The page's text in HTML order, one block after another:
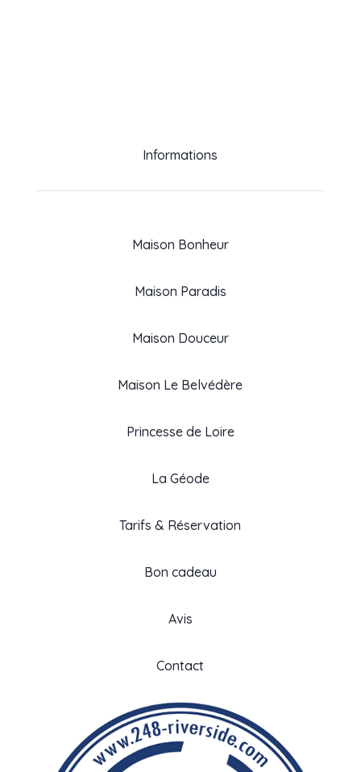
Informations
Maison Bonheur
Maison Paradis
Maison Douceur
Maison Le Belvédère
Princesse de Loire
La Géode
Tarifs & Réservation
Bon cadeau
Avis
Contact